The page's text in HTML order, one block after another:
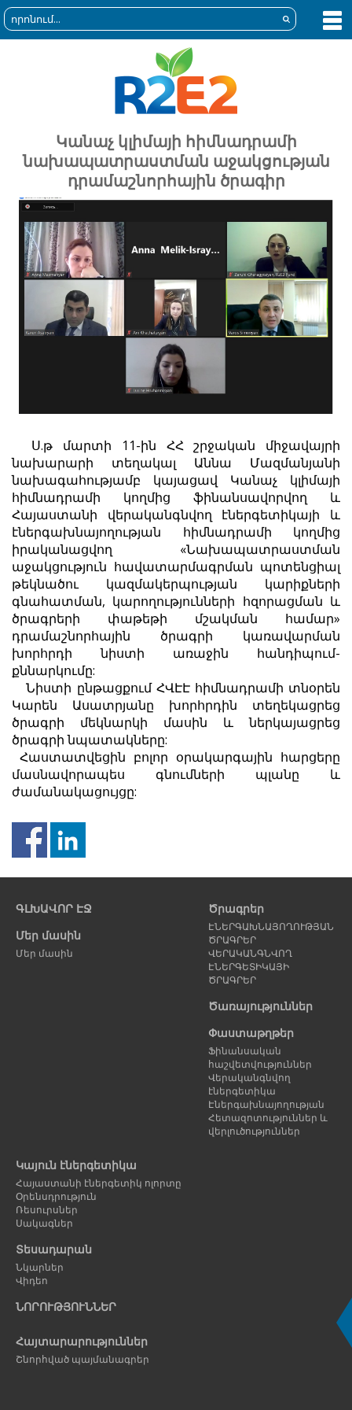
Կանաչ կլիմայի հիմնադրամի
նախապատրաստման աջակցության
դրամաշնորհային ծրագիր
Ս.թ մարտի 11-ին ՀՀ շրջական միջավայրի
նախարարի տեղակալ Աննա Մազմանյանի
նախագահությամբ կայացավ Կանաչ կլիմայի
հիմնադրամի կողմից ֆինանսավորվող և
Հայաստանի վերականգնվող էներգետիկայի և
էներգախնայողության հիմնադրամի կողմից
իրականացվող «Նախապատրաստման
աջակցություն հավատարմագրման պոտենցիալ
թեկնածու կազմակերպության կարիքների
գնահատման, կարողությունների հզորացման և
ծրագրերի փաթեթի մշակման համար»
դրամաշնորհային ծրագրի կառավարման
խորհրդի նիստի առաջին հանդիպում-
քննարկումը:
Նիստի ընթացքում ՀՎԷԷ հիմնադրամի տնօրեն
Կարեն Ասատրյանը խորհրդին տեղեկացրեց
ծրագրի մեկնարկի մասին և ներկայացրեց
ծրագրի նպատակները:
Հաստատվեցին բոլոր օրակարգային հարցերը
մասնավորապես գնումների պլանը և
ժամանակացույցը:
էջ
ԳԼԽԱՎՈՐ ԷՋ
Մեր մասին
Մեր մասին
Ծրագրեր
ԷՆԵՐԳԱԽՆԱՅՈՂՈՒԹՅԱՆ
ԾՐԱԳՐԵՐ
ՎԵՐԱԿԱՆԳՆՎՈՂ
ԷՆԵՐԳԵՏԻԿԱՅԻ
ԾՐԱԳՐԵՐ
Ծառայություններ
Փաստաթղթեր
Ֆինանսական
հաշվետվություններ
Վերականգնվող
էներգետիկա
Էներգախնայողության
Հետազոտություններ և
վերլուծություններ
Կայուն էներգետիկա
Հայաստանի էներգետիկ ոլորտը
Օրենսդրություն
Ռեսուրսներ
Սակագներ
Տեսադարան
Նկարներ
Վիդեո
ՆՈՐՈՒԹՅՈՒՆՆԵՐ
Հայտարարություններ
Շնորհված պայմանագրեր